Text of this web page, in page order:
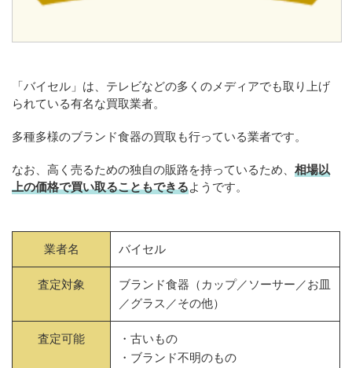
「バイセル」は、テレビなどの多くのメディアでも取り上げ
られている有名な買取業者。
多種多様のブランド食器の買取も行っている業者です。
なお、高く売るための独自の販路を持っているため、 相場以
上の価格で買い取ることもできるようです。
業者名 バイセル
査定対象
ブランド食器（カップ／ソーサー／お皿
／グラス／その他）
査定可能
・古いもの
・ブランド不明のもの